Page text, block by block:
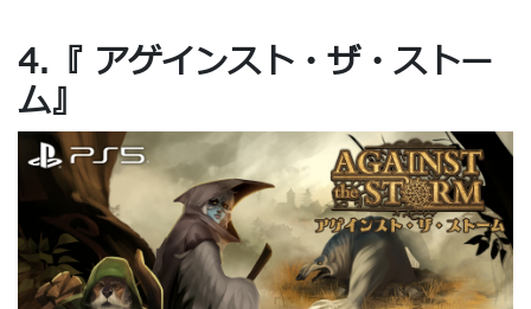
4.『 アゲインスト・ザ・ストー
ム』